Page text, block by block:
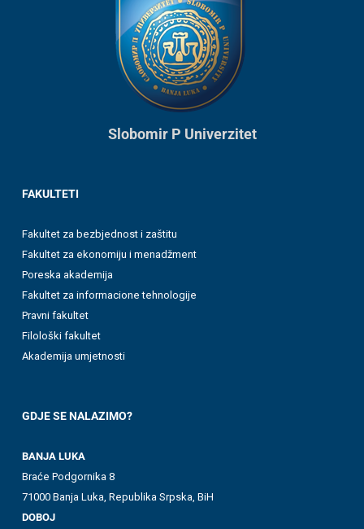
Slobomir P Univerzitet
FAKULTETI
Fakultet za bezbjednost i zaštitu
Fakultet za ekonomiju i menadžment
Poreska akademija
Fakultet za informacione tehnologije
Pravni fakultet
Filološki fakultet
Akademija umjetnosti
GDJE SE NALAZIMO?
BANJA LUKA
Braće Podgornika 8
71000 Banja Luka, Republika Srpska, BiH
DOBOJ